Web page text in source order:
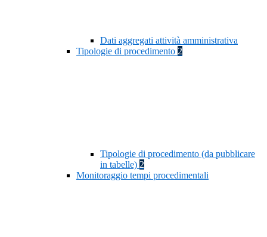
Dati aggregati attività amministrativa
Tipologie di procedimento 2
Tipologie di procedimento (da pubblicare
in tabelle) 2
Monitoraggio tempi procedimentali